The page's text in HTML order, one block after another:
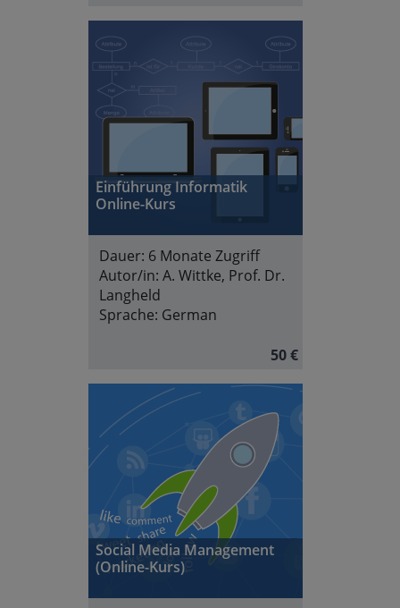
Einführung Informatik
Online-Kurs
Dauer: 6 Monate Zugriff
Autor/in: A. Wittke, Prof. Dr.
Langheld
Sprache: German
50 €
Social Media Management
(Online-Kurs)